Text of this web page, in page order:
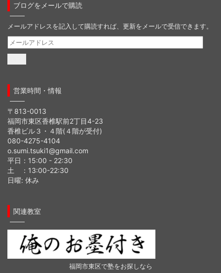
ブログをメールで購読
メールアドレスを記入して購読すれば、更新をメールで受信できます。
メ
ー
レ
ス
営業時間・情報
〒813-0013
福岡市東区香椎駅前2丁目4-23
香椎ビル３・４階(４階が受付)
080-4275-4104
o.sumi.tsuki1@gmail.com
平日：15:00 - 22:30
土 ：13:00-22:30
日曜: 休み
関連教室
福岡市東区で塾をお探しなら